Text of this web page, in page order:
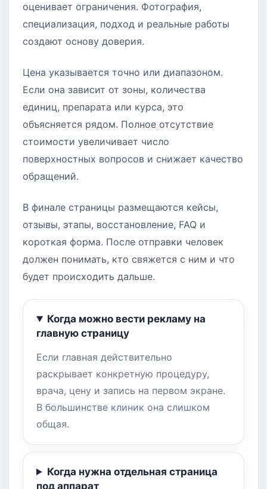
оценивает ограничения. Фотография,
специализация, подход и реальные работы
создают основу доверия.
Цена указывается точно или диапазоном.
Если она зависит от зоны, количества
единиц, препарата или курса, это
объясняется рядом. Полное отсутствие
стоимости увеличивает число
поверхностных вопросов и снижает качество
обращений.
В финале страницы размещаются кейсы,
отзывы, этапы, восстановление, FAQ и
короткая форма. После отправки человек
должен понимать, кто свяжется с ним и что
будет происходить дальше.
Когда можно вести рекламу на
главную страницу
Если главная действительно
раскрывает конкретную процедуру,
врача, цену и запись на первом экране.
В большинстве клиник она слишком
общая.
Когда нужна отдельная страница
под аппарат